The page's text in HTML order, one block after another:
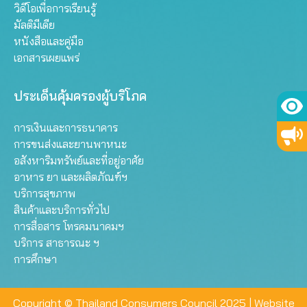
วิดีโอเพื่อการเรียนรู้
มัลติมีเดีย
หนังสือและคู่มือ
เอกสารเผยแพร่
ประเด็นคุ้มครองผู้บริโภค
การเงินและการธนาคาร
การขนส่งและยานพาหนะ
อสังหาริมทรัพย์และที่อยู่อาศัย
อาหาร ยา และผลิตภัณฑ์ฯ
บริการสุขภาพ
สินค้าและบริการทั่วไป
การสื่อสาร โทรคมนาคมฯ
บริการ สาธารณะ ฯ
การศึกษา
Copyright © Thailand Consumers Council 2025 | Website